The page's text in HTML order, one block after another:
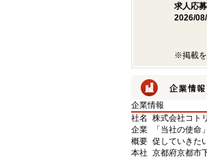
求人応
2026/
※掲載を
企業情報
社名
株式会社コト
企業
概要
「当社の使
促していきた
本社 京都府京都市